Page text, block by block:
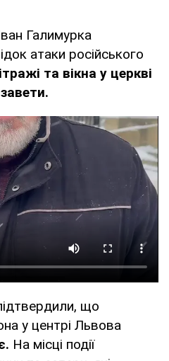
Галимурка
атаки російського
та вікна у церкві
що
у центрі Львова
На місці події